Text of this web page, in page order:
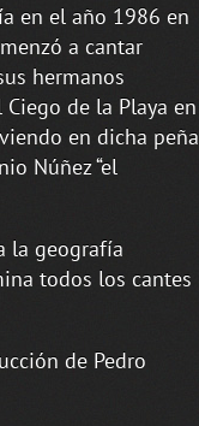
en el año 1986 en
a cantar
hermanos
de la Playa en
en dicha peña
Núñez “el
la geografía
todos los cantes
de Pedro